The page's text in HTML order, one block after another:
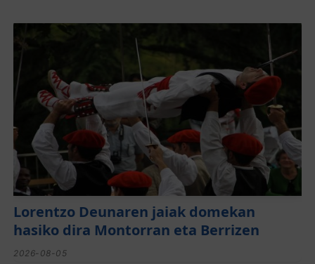
Lorentzo Deunaren jaiak domekan
hasiko dira Montorran eta Berrizen
2026-08-05